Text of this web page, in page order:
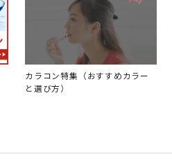
カラコン特集（おすすめカラー
と選び方）